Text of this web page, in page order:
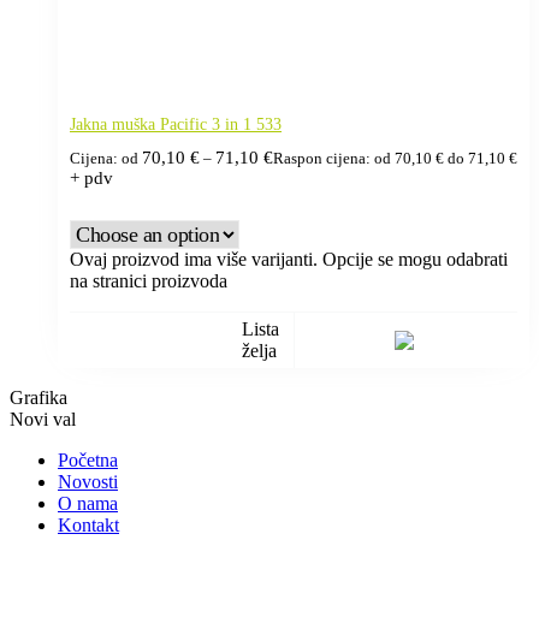
Jakna muška Pacific 3 in 1 533
Cijena: od 70,10 € – 71,10 €Raspon cijena: od 70,10 € do 71,10 €
+ pdv
Ovaj proizvod ima više varijanti. Opcije se mogu odabrati
na stranici proizvoda
Lista
želja
Grafika
Novi val
Početna
Novosti
O nama
Kontakt